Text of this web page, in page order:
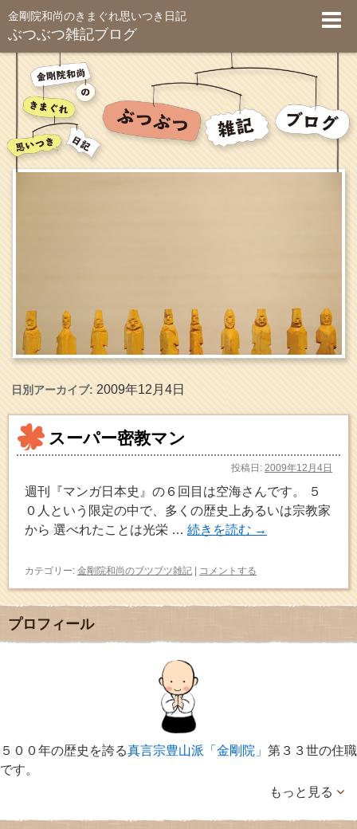
金剛院和尚のきまぐれ思いつき日記
ぶつぶつ雑記ブログ
日別アーカイブ:2009年12月4日
スーパー密教マン
投稿日: 2009年12月4日
週刊『マンガ日本史』の６回目は空海さんです。 ５
０人という限定の中で、多くの歴史上あるいは宗教家
から 選べれたことは光栄 … 続きを読む →
カテゴリー: 金剛院和尚のブツブツ雑記 | コメントする
プロフィール
５００年の歴史を誇る真言宗豊山派「金剛院」 第３３世の住職
です。
もっと見る